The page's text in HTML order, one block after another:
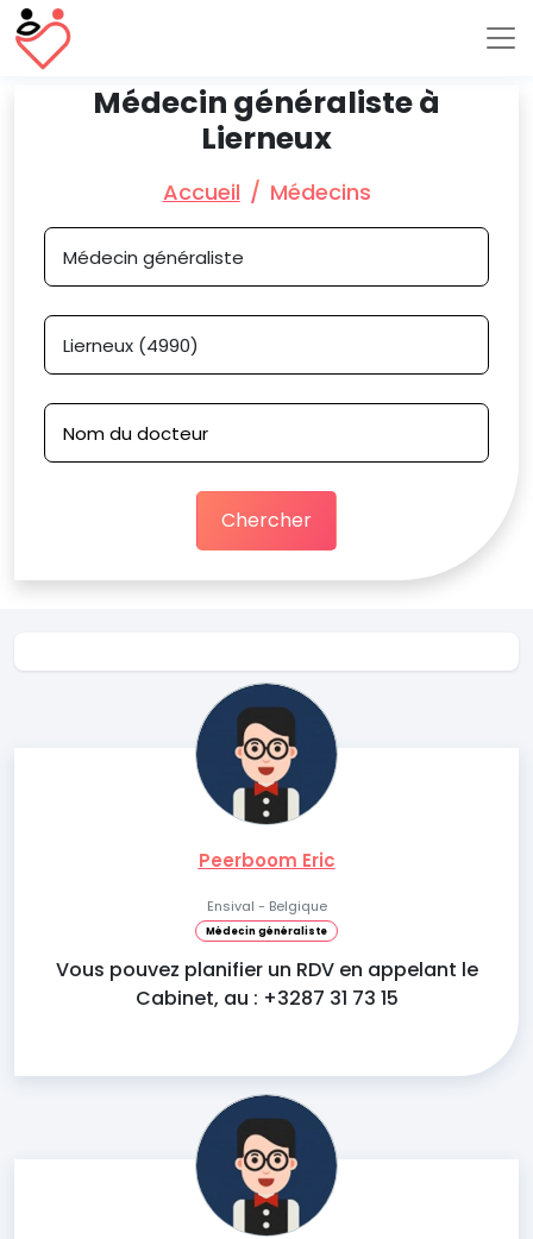
Médecin généraliste à
Lierneux
Accueil Médecins
Chercher
Peerboom Eric
Ensival - Belgique
Médecin généraliste
Vous pouvez planifier un RDV en appelant le
Cabinet, au : +3287 31 73 15